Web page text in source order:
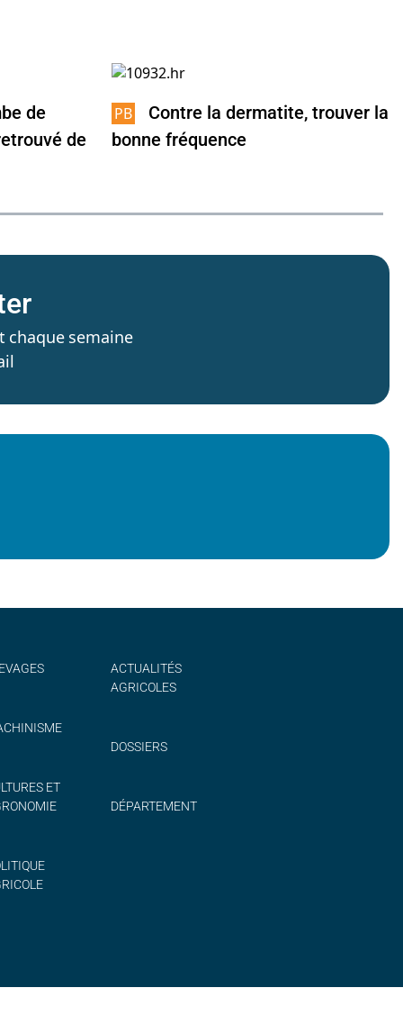
de
de
Contre la dermatite, trouver la
bonne fréquence
chaque semaine
ET
ACTUALITÉS
AGRICOLES
DOSSIERS
DÉPARTEMENT